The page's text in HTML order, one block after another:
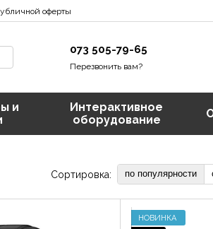
оферты
073 505-79-65
Перезвонить вам?
и
Интерактивное
оборудование
Сортировка: по популярности
НОВИНКА